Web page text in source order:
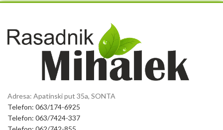
Adresa: Apatinski put 35a, SONTA
Telefon: 063/174-6925
Telefon: 063/7424-337